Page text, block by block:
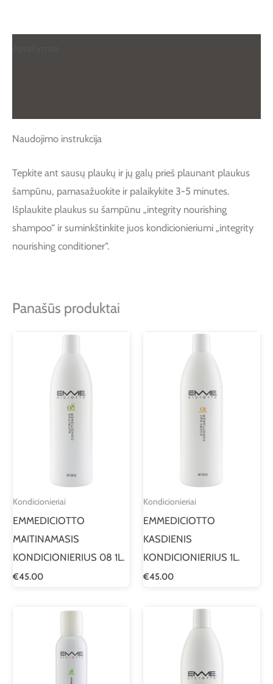
Naudojimo instrukcija
Tepkite ant sausų plaukų ir jų galų prieš plaunant plaukus
šampūnu, pamasažuokite ir palaikykite 3-5 minutes.
Išplaukite plaukus su šampūnu „integrity nourishing
shampoo“ ir suminkštinkite juos kondicionieriumi „integrity
nourishing conditioner“.
Panašūs produktai
Kondicionieriai
EMMEDICIOTTO
MAITINAMASIS
KONDICIONIERIUS 08 1L.
€45.00
Kondicionieriai
EMMEDICIOTTO
KASDIENIS
KONDICIONIERIUS 1L.
€45.00